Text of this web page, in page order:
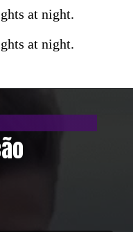
at night.
at night.